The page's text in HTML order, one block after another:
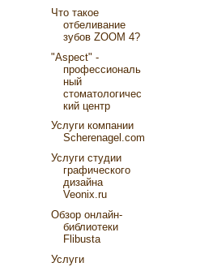
Что такое
отбеливание
зубов ZOOM 4?
"Aspect" -
профессиональ
ный
стоматологичес
кий центр
Услуги компании
Scherenagel.com
Услуги студии
графического
дизайна
Veonix.ru
Обзор онлайн-
библиотеки
Flibusta
Услуги